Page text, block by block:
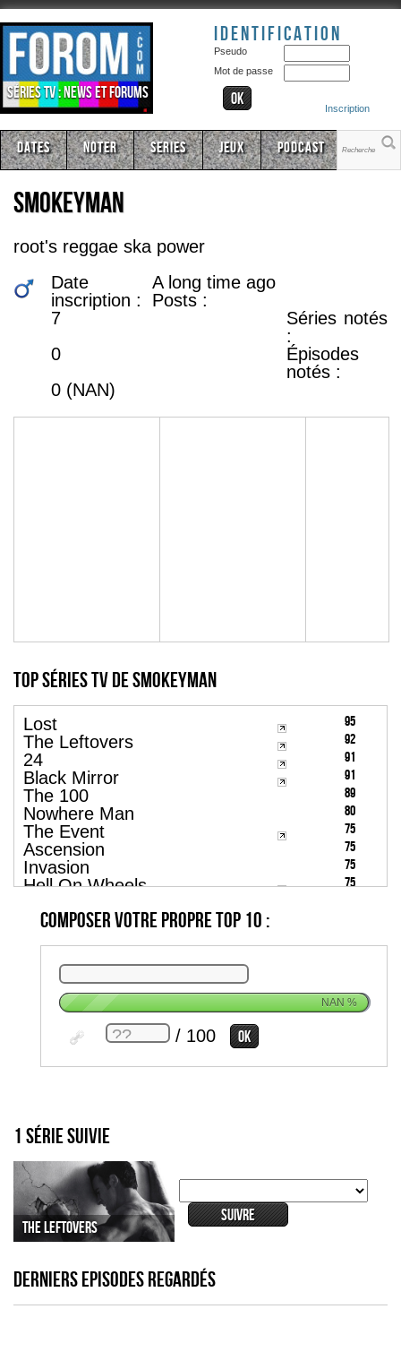
Séries TV : news et forums
Identification
Pseudo
Mot de passe
Inscription
Dates Noter Series Jeux Podcast
smokeyman
root's reggae ska power
Date
inscription :
A long time ago
Posts :
7
Séries notés
:
0
Épisodes
notés :
0 (NAN)
Top Séries TV de smokeyman
Lost 95
The Leftovers 92
24 91
Black Mirror 91
The 100 89
Nowhere Man 80
The Event 75
Ascension 75
Invasion 75
Hell On Wheels 75
Composer votre propre top 10 :
NAN%
/ 100
1 série suivie
THE LEFTOVERS
DERNIERS EPISODES REGARDÉS